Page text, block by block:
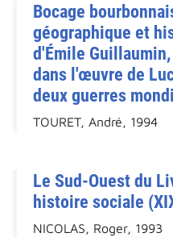
Bocage
géographique et
d'Émile
dans l'œuvre de
deux guerres
TOURET, André, 1994
Le Sud-Ouest du
histoire sociale
NICOLAS, Roger, 1993